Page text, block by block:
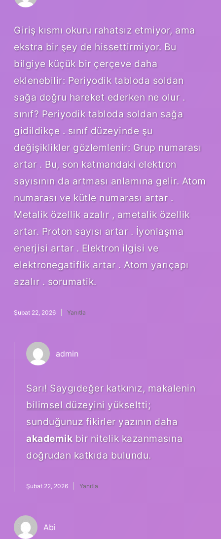
Giriş kısmı okuru rahatsız etmiyor, ama
ekstra bir şey de hissettirmiyor. Bu
bilgiye küçük bir çerçeve daha
eklenebilir: Periyodik tabloda soldan
sağa doğru hareket ederken ne olur .
sınıf? Periyodik tabloda soldan sağa
gidildikçe . sınıf düzeyinde şu
değişiklikler gözlemlenir: Grup numarası
artar . Bu, son katmandaki elektron
sayısının da artması anlamına gelir. Atom
numarası ve kütle numarası artar .
Metalik özellik azalır , ametalik özellik
artar. Proton sayısı artar . İyonlaşma
enerjisi artar . Elektron ilgisi ve
elektronegatiflik artar . Atom yarıçapı
azalır . sorumatik.
Şubat 22, 2026 Yanıtla
admin
Sarı! Saygıdeğer katkınız, makalenin
bilimsel düzeyini yükseltti;
sunduğunuz fikirler yazının daha
akademik bir nitelik kazanmasına
doğrudan katkıda bulundu.
Şubat 22, 2026 Yanıtla
Abi